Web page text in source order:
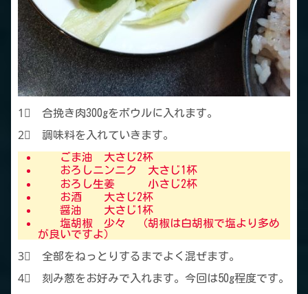
1⃣ 合挽き肉300gをボウルに入れます。
2⃣ 調味料を入れていきます。
ごま油 大さじ2杯
おろしニンニク 大さじ1杯
おろし生姜 小さじ2杯
お酒 大さじ2杯
醤油 大さじ1杯
塩胡椒 少々 （胡椒は白胡椒で塩より多め
が良いですよ）
3⃣ 全部をねっとりするまでよく混ぜます。
4⃣ 刻み葱をお好みで入れます。今回は50g程度です。